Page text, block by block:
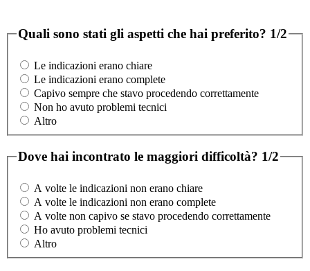
Quali sono stati gli aspetti che hai preferito? 1/2
Le indicazioni erano chiare
Le indicazioni erano complete
Capivo sempre che stavo procedendo correttamente
Non ho avuto problemi tecnici
Altro
Dove hai incontrato le maggiori difficoltà? 1/2
A volte le indicazioni non erano chiare
A volte le indicazioni non erano complete
A volte non capivo se stavo procedendo correttamente
Ho avuto problemi tecnici
Altro